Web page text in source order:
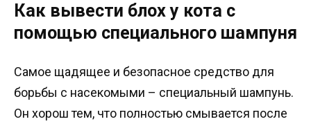
Как вывести блох у кота с
помощью специального шампуня
Самое щадящее и безопасное средство для
борьбы с насекомыми – специальный шампунь.
Он хорош тем, что полностью смывается после